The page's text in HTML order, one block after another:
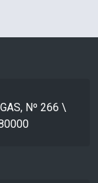
Nº 266 \